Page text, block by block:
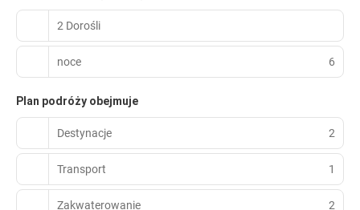
2 Dorośli
noce 6
Plan podróży obejmuje
Destynacje 2
Transport 1
Zakwaterowanie 2